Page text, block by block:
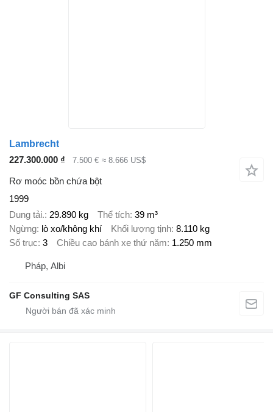
Lambrecht
227.300.000 ₫
7.500 € ≈ 8.666 US$
Rơ moóc bồn chứa bột
1999
Dung tải. 29.890 kg Thể tích 39 m³
Ngừng lò xo/không khí Khối lượng tịnh 8.110 kg
Số trục 3 Chiều cao bánh xe thứ năm 1.250 mm
Pháp, Albi
GF Consulting SAS